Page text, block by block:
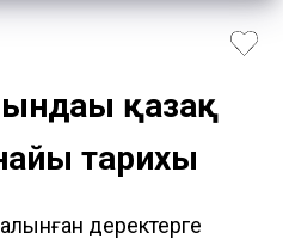
қазақ
тарихы
деректерге